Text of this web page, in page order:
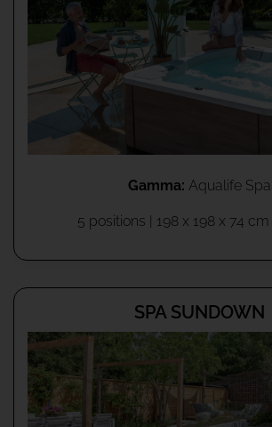
Gamma: Aqualife Spa
5 positions | 198 x 198 x 74 cm
SPA SUNDOWN